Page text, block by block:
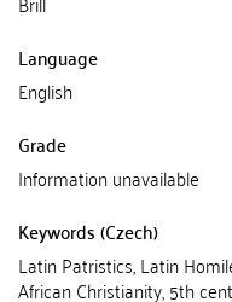
Language
English
Grade
Information unavailable
Keywords (Czech)
Latin Patristics, Latin
African Christianity, 5th